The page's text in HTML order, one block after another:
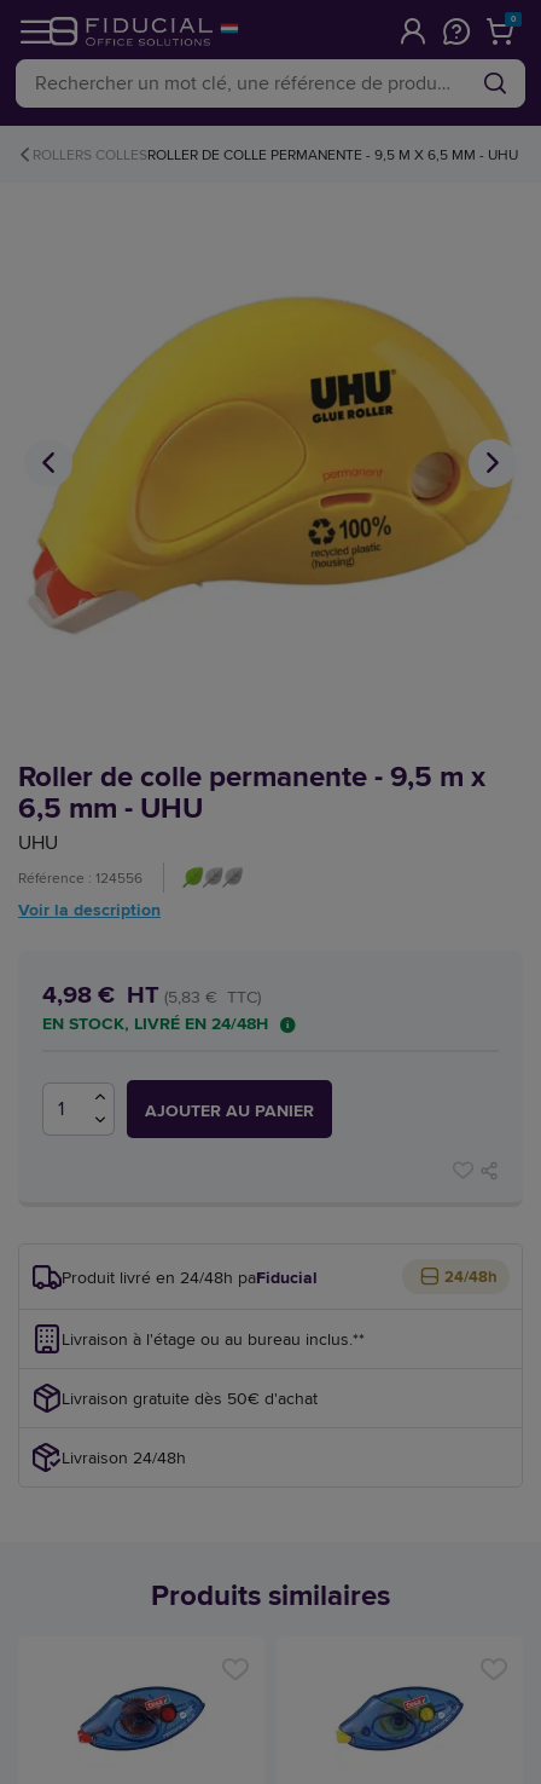
0
ROLLERS COLLESROLLER DE COLLE PERMANENTE - 9,5 M X 6,5 MM - UHU
Roller de colle permanente - 9,5 m x
6,5 mm - UHU
UHU
Référence : 124556
Voir la description
4,98 € HT (5,83 € TTC)
EN STOCK, LIVRÉ EN 24/48H
AJOUTER AU PANIER
Produit livré en 24/48h parFiducial 24/48h
Livraison à l'étage ou au bureau inclus.**
Livraison gratuite dès 50€ d'achat
Livraison 24/48h
Produits similaires